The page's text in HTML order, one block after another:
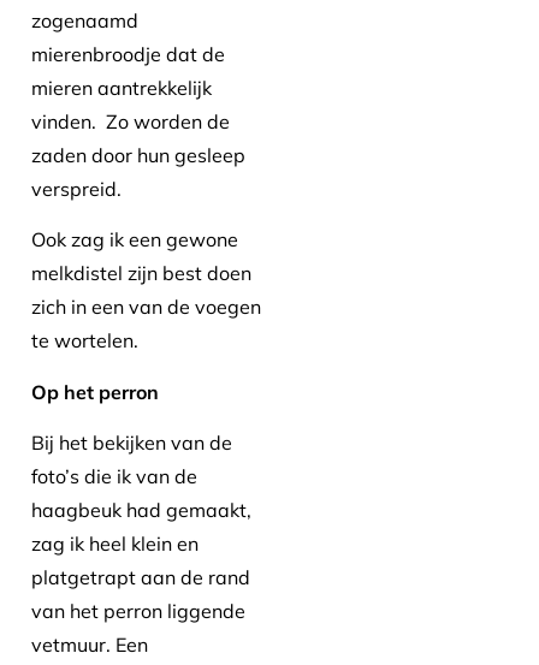
zogenaamd
mierenbroodje dat de
mieren aantrekkelijk
vinden. Zo worden de
zaden door hun gesleep
verspreid.
Ook zag ik een gewone
melkdistel zijn best doen
zich in een van de voegen
te wortelen.
Op het perron
Bij het bekijken van de
foto’s die ik van de
haagbeuk had gemaakt,
zag ik heel klein en
platgetrapt aan de rand
van het perron liggende
vetmuur. Een